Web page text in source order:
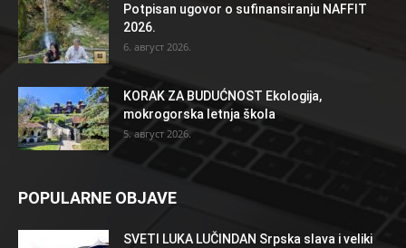
Potpisan ugovor o sufinansiranju NAFFIT
2026.
6. август 2026.
KORAK ZA BUDUĆNOST Ekologija,
mokrogorska letnja škola
5. август 2026.
POPULARNE OBJAVE
SVETI LUKA LUČINDAN Srpska slava i veliki